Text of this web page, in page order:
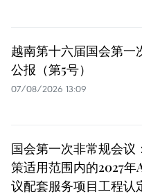
越南第十六届国会第一
公报（第5号）
07/08/2026 13:09
国会第一次非常规会议
策适用范围内的2027年
议配套服务项目工程认